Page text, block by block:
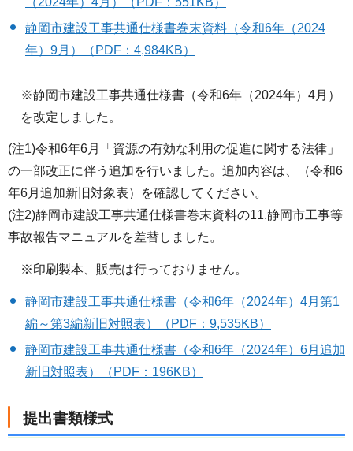
静岡市建設工事共通仕様書巻末資料（令和6年 （2024
年） 9月）（PDF：4,984KB）
※静岡市建設工事共通仕様書（令和6年（2024年）4月）
を改定しました。
(注1)令和6年6月「資源の有効な利用の促進に関する法律」
の一部改正に伴う追加を行いました。追加内容は、（令和6
年6月追加新旧対象表）を確認してください。
(注2)静岡市建設工事共通仕様書巻末資料の11.静岡市工事等
事故報告マニュアルを差替しました。
※印刷製本、販売は行っておりません。
静岡市建設工事共通仕様書（令和6年（2024年）4月第1
編～第3編新旧対照表）（PDF：9,535KB）
静岡市建設工事共通仕様書（令和6年 （2024年） 6月追加
新旧対照表）（PDF：196KB）
提出書類様式